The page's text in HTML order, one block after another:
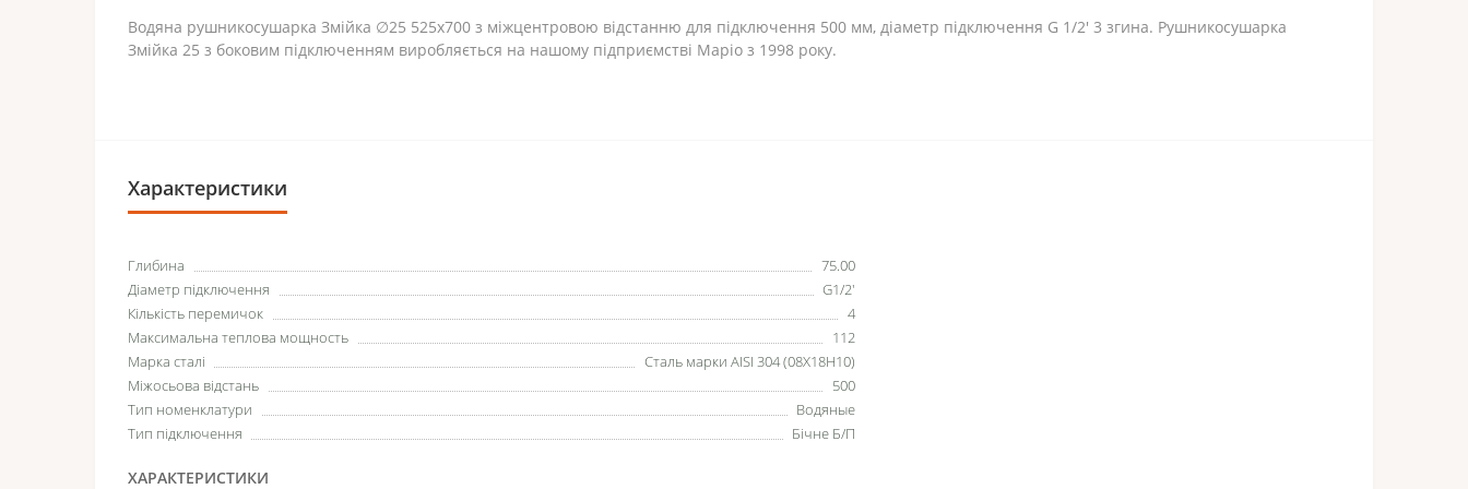
Водяна рушникосушарка Змійка ∅25 525х700 з міжцентровою відстанню для підключення 500 мм, діаметр підключення G 1/2' 3 згина. Рушникосушарка
Змійка 25 з боковим підключенням виробляється на нашому підприємстві Маріо з 1998 року.
Характеристики
Глибина
75.00
Діаметр підключення
G1/2'
Кількість перемичок
4
Максимальна теплова мощность
112
Марка сталі
Сталь марки AISI 304 (08Х18Н10)
Міжосьова відстань
500
Тип номенклатури
Водяные
Тип підключення
Бічне Б/П
ХАРАКТЕРИСТИКИ